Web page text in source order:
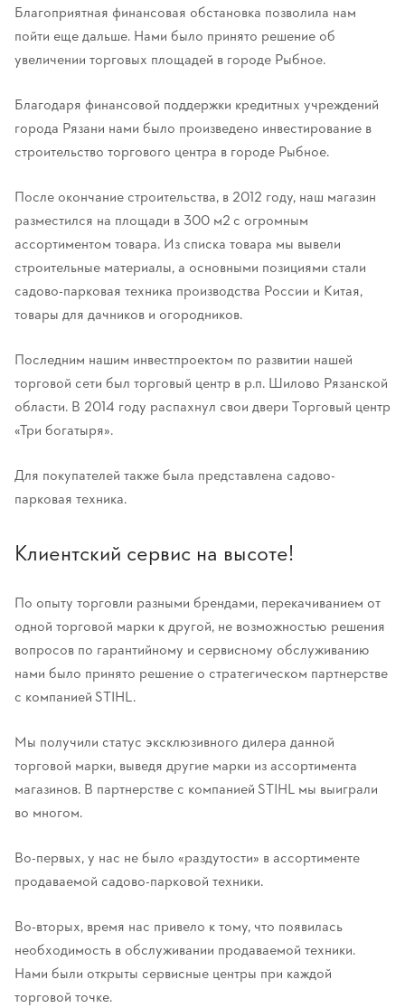
Благоприятная финансовая обстановка позволила нам
пойти еще дальше. Нами было принято решение об
увеличении торговых площадей в городе Рыбное.
Благодаря финансовой поддержки кредитных учреждений
города Рязани нами было произведено инвестирование в
строительство торгового центра в городе Рыбное.
После окончание строительства, в 2012 году, наш магазин
разместился на площади в 300 м2 с огромным
ассортиментом товара. Из списка товара мы вывели
строительные материалы, а основными позициями стали
садово-парковая техника производства России и Китая,
товары для дачников и огородников.
Последним нашим инвестпроектом по развитии нашей
торговой сети был торговый центр в р.п. Шилово Рязанской
области. В 2014 году распахнул свои двери Торговый центр
«Три богатыря».
Для покупателей также была представлена садово-
парковая техника.
Клиентский сервис на высоте!
По опыту торговли разными брендами, перекачиванием от
одной торговой марки к другой, не возможностью решения
вопросов по гарантийному и сервисному обслуживанию
нами было принято решение о стратегическом партнерстве
с компанией STIHL.
Мы получили статус эксклюзивного дилера данной
торговой марки, выведя другие марки из ассортимента
магазинов. В партнерстве с компанией STIHL мы выиграли
во многом.
Во-первых, у нас не было «раздутости» в ассортименте
продаваемой садово-парковой техники.
Во-вторых, время нас привело к тому, что появилась
необходимость в обслуживании продаваемой техники.
Нами были открыты сервисные центры при каждой
торговой точке.